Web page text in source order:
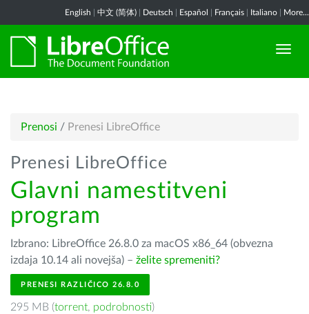
English 中文 (简体) Deutsch Español Français Italiano More...
Prenosi / Prenesi LibreOffice
Prenesi LibreOffice
Glavni namestitveni
program
Izbrano: LibreOffice 26.8.0 za macOS x86_64 (obvezna
izdaja 10.14 ali novejša) – želite spremeniti?
PRENESI RAZLIČICO 26.8.0
295 MB (torrent, podrobnosti)